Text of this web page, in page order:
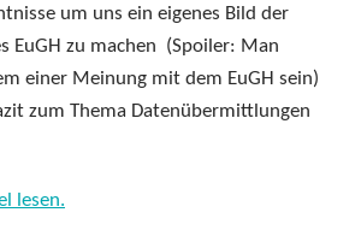
um uns ein eigenes Bild der
EuGH zu machen (Spoiler: Man
einer Meinung mit dem EuGH sein)
zum Thema Datenübermittlungen
lesen.